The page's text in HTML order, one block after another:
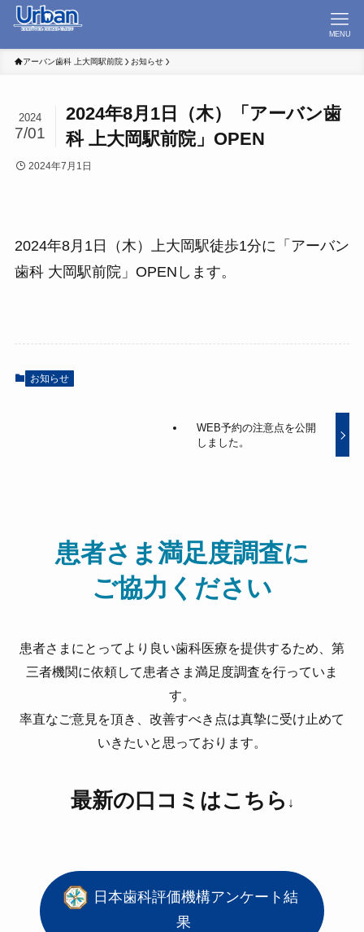
MENU
アーバン歯科 上大岡駅前院 お知らせ
2024年8月1日（木）「アーバン歯
科 上大岡駅前院」OPEN
2024
7/01
2024年7月1日
2024年8月1日（木）上大岡駅徒歩1分に「アーバン
歯科 大岡駅前院」OPENします。
お知らせ
WEB予約の注意点を公開
しました。
患者さま満足度調査に
ご協力ください
患者さまにとってより良い歯科医療を提供するため、第
三者機関に依頼して患者さま満足度調査を行っていま
す。
率直なご意見を頂き、改善すべき点は真摯に受け止めて
いきたいと思っております。
最新の口コミはこちら ↓
日本歯科評価機構アンケート結
果